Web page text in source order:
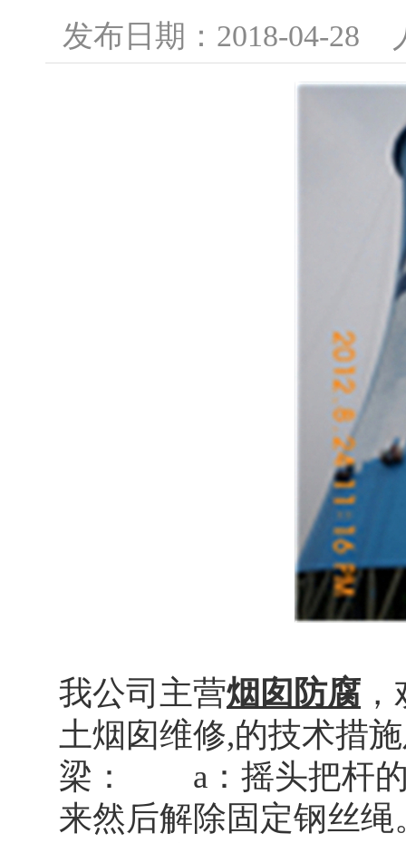
发布日期：2018-04-28
我公司主营烟囱防腐
土烟囱维修,的技术
梁： a：摇头把杆的
来然后解除固定钢丝